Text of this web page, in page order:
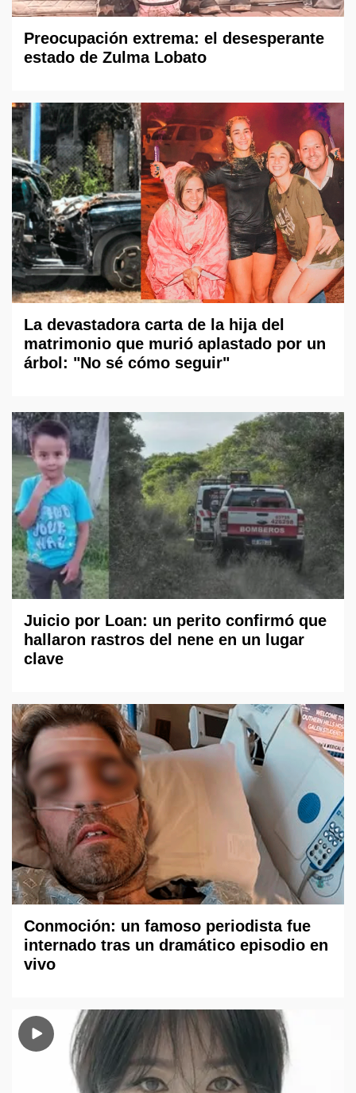
Preocupación extrema: el desesperante
estado de Zulma Lobato
La devastadora carta de la hija del
matrimonio que murió aplastado por un
árbol: "No sé cómo seguir"
Juicio por Loan: un perito confirmó que
hallaron rastros del nene en un lugar
clave
Conmoción: un famoso periodista fue
internado tras un dramático episodio en
vivo